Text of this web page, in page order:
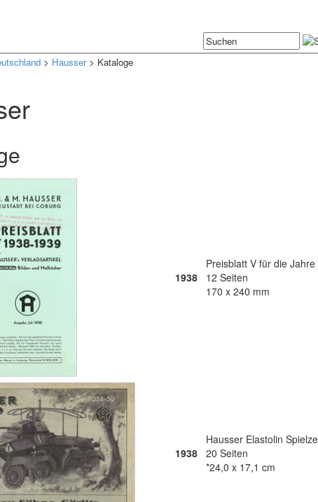
> Hausser> Kataloge
1938
Preisblatt V für die
12 Seiten
170 x 240 mm
1938
Hausser Elastolin
20 Seiten
*24,0 x 17,1 cm